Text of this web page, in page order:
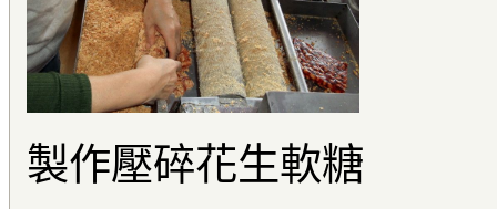
製作壓碎花生軟糖